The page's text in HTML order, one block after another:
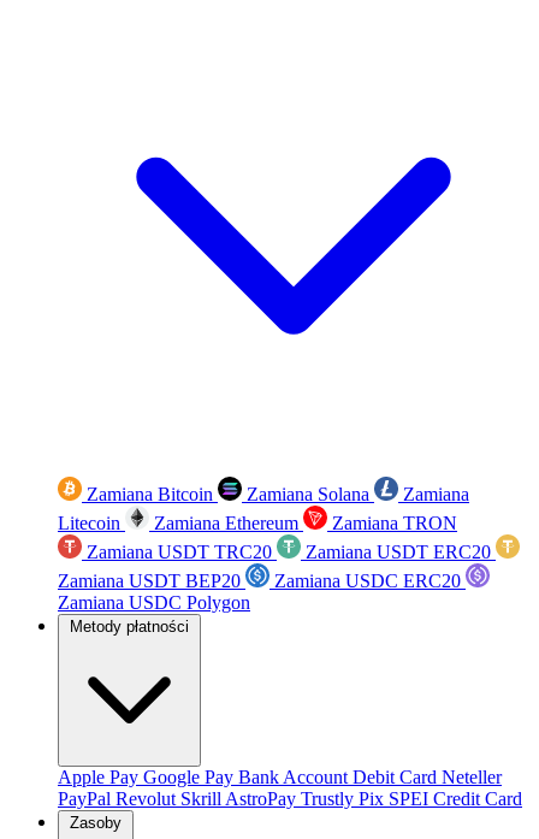
Zamiana Bitcoin Zamiana Solana
Zamiana
Litecoin
Zamiana Ethereum
Zamiana TRON
Zamiana USDT TRC20
Zamiana USDT ERC20
Zamiana USDT BEP20
Zamiana USDC ERC20
Zamiana USDC Polygon
Metody płatności
Apple Pay Google Pay Bank Account Debit Card Neteller
PayPal Revolut Skrill AstroPay Trustly Pix SPEI Credit Card
Zasoby